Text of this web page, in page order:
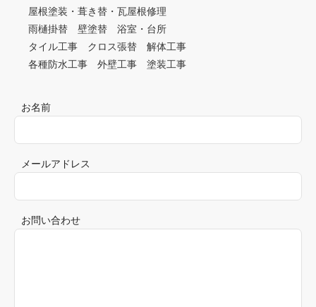
屋根塗装・葺き替・瓦屋根修理
雨樋掛替 壁塗替 浴室・台所
タイル工事 クロス張替 解体工事
各種防水工事 外壁工事 塗装工事
お名前
メールアドレス
お問い合わせ